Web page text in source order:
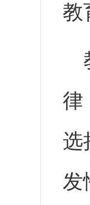
教
律
选
发